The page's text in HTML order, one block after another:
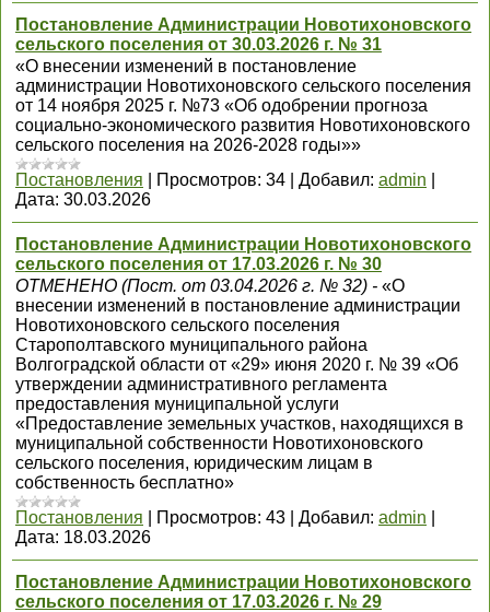
Постановление Администрации Новотихоновского
сельского поселения от 30.03.2026 г. № 31
«О внесении изменений в постановление
администрации Новотихоновского сельского поселения
от 14 ноября 2025 г. №73 «Об одобрении прогноза
социально-экономического развития Новотихоновского
сельского поселения на 2026-2028 годы»»
Постановления
Просмотров: 34 Добавил: admin
Дата: 30.03.2026
Постановление Администрации Новотихоновского
сельского поселения от 17.03.2026 г. № 30
ОТМЕНЕНО (Пост. от 03.04.2026 г. № 32) - «О
внесении изменений в постановление администрации
Новотихоновского сельского поселения
Старополтавского муниципального района
Волгоградской области от «29» июня 2020 г. № 39 «Об
утверждении административного регламента
предоставления муниципальной услуги
«Предоставление земельных участков, находящихся в
муниципальной собственности Новотихоновского
сельского поселения, юридическим лицам в
собственность бесплатно»
Постановления
Просмотров: 43 Добавил: admin
Дата: 18.03.2026
Постановление Администрации Новотихоновского
сельского поселения от 17.03.2026 г. № 29